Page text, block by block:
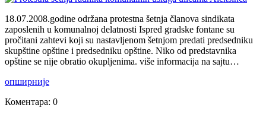
18.07.2008.godine održana protestna šetnja članova sindikata
zaposlenih u komunalnoj delatnosti Ispred gradske fontane su
pročitani zahtevi koji su nastavljenom šetnjom predati predsedniku
skupštine opštine i predsedniku opštine. Niko od predstavnika
opštine se nije obratio okupljenima. više informacija na sajtu…
опширније
Коментара: 0